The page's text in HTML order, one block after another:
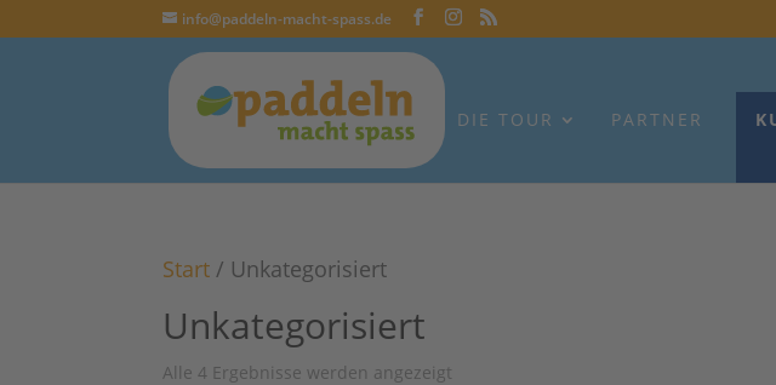
info@paddeln-macht-spass.de
DIE TOUR PARTNER
Start / Unkategorisiert
Unkategorisiert
Alle 4 Ergebnisse werden angezeigt